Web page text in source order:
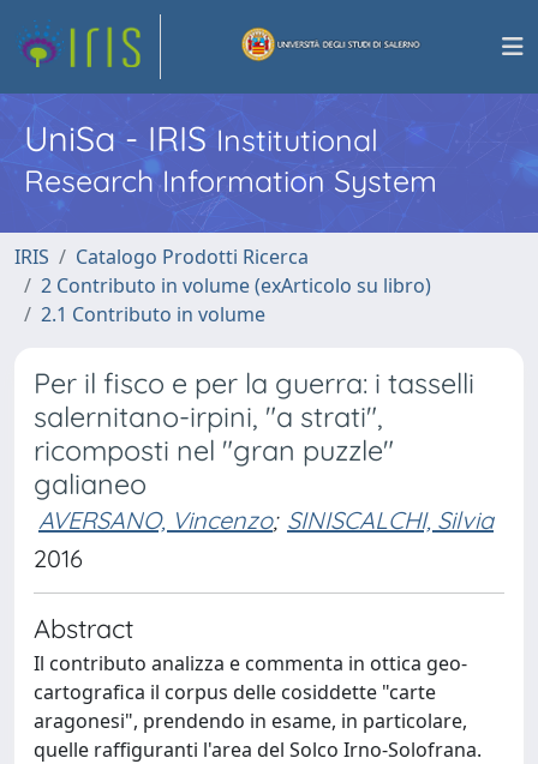
UniSa - IRISInstitutional
Research Information System
IRIS
Catalogo Prodotti Ricerca
2 Contributo in volume (exArticolo su libro)
2.1 Contributo in volume
Per il fisco e per la guerra: i tasselli
salernitano-irpini, "a strati",
ricomposti nel "gran puzzle"
galianeo
AVERSANO, Vincenzo; SINISCALCHI, Silvia
2016
Abstract
Il contributo analizza e commenta in ottica geo-
cartografica il corpus delle cosiddette "carte
aragonesi", prendendo in esame, in particolare,
quelle raffiguranti l'area del Solco Irno-Solofrana.